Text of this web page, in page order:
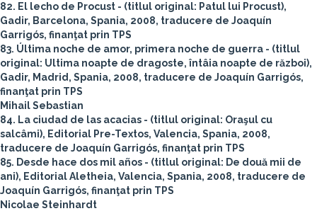
82. El lecho de Procust - (titlul original: Patul lui Procust),
Gadir, Barcelona, Spania, 2008, traducere de Joaquín
Garrigós, finanţat prin TPS
83. Última noche de amor, primera noche de guerra - (titlul
original: Ultima noapte de dragoste, întâia noapte de război),
Gadir, Madrid, Spania, 2008, traducere de Joaquín Garrigós,
finanţat prin TPS
Mihail Sebastian
84. La ciudad de las acacias - (titlul original: Oraşul cu
salcâmi), Editorial Pre-Textos, Valencia, Spania, 2008,
traducere de Joaquín Garrigós, finanţat prin TPS
85. Desde hace dos mil años - (titlul original: De două mii de
ani), Editorial Aletheia, Valencia, Spania, 2008, traducere de
Joaquín Garrigós, finanţat prin TPS
Nicolae Steinhardt